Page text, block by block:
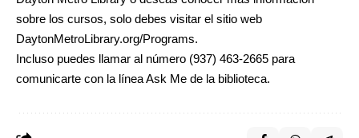
sobre los cursos, solo debes visitar el sitio web
DaytonMetroLibrary.org/Programs.
Incluso puedes llamar al número (937) 463-2665 para
comunicarte con la línea Ask Me de la biblioteca.